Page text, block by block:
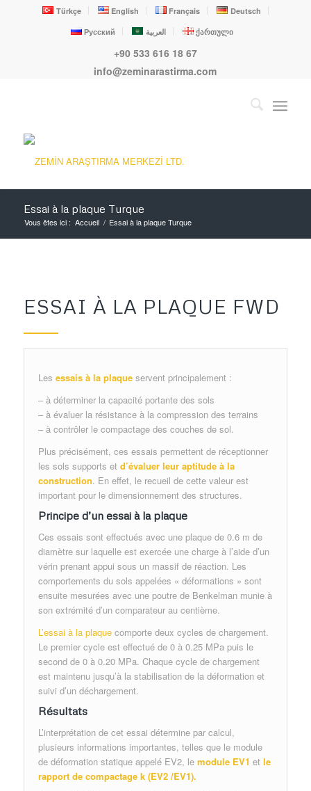
Türkçe English Français
Deutsch
Русский
العربية ქართული
+90 533 616 18 67
info@zeminarastirma.com
Essai à la plaque Turque
Vous êtes ici : Accueil / Essai à la plaque Turque
ESSAI À LA PLAQUE FWD
Les essais à la plaqueservent principalement :
– à déterminer la capacité portante des sols
– à évaluer la résistance à la compression des terrains
– à contrôler le compactage des couches de sol.
Plus précisément, ces essais permettent de réceptionner
les sols supports et d’évaluer leur aptitude à la
construction. En effet, le recueil de cette valeur est
important pour le dimensionnement des structures.
Principe d’un essai à la plaque
Ces essais sont effectués avec une plaque de 0.6 m de
diamètre sur laquelle est exercée une charge à l’aide d’un
vérin prenant appui sous un massif de réaction. Les
comportements du sols appelées « déformations » sont
ensuite mesurées avec une poutre de Benkelman munie à
son extrémité d’un comparateur au centième.
L’essai à la plaquecomporte deux cycles de chargement.
Le premier cycle est effectué de 0 à 0.25 MPa puis le
second de 0 à 0.20 MPa. Chaque cycle de chargement
est maintenu jusqu’à la stabilisation de la déformation et
suivi d’un déchargement.
Résultats
L’interprétation de cet essai détermine par calcul,
plusieurs informations importantes, telles que le module
de déformation statique appelé EV2, le module EV1 et le
rapport de compactage k (EV2 /EV1).